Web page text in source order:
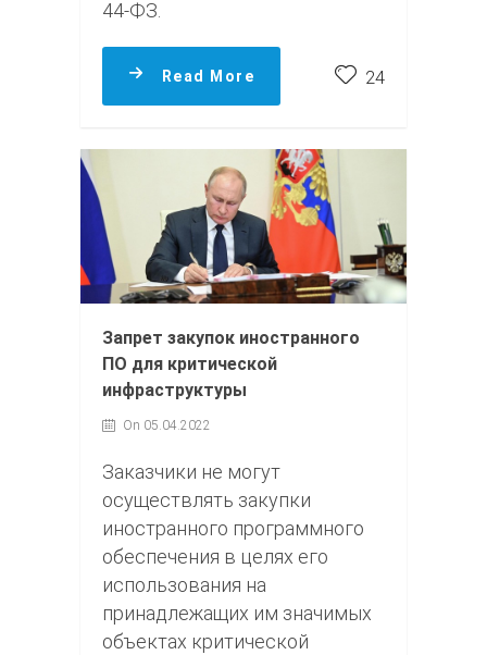
44-ФЗ.
Read More 24
Запрет закупок иностранного
ПО для критической
инфраструктуры
On 05.04.2022
Заказчики не могут
осуществлять закупки
иностранного программного
обеспечения в целях его
использования на
принадлежащих им значимых
объектах критической